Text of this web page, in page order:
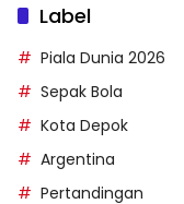
Label
Piala Dunia 2026
Sepak Bola
Kota Depok
Argentina
Pertandingan